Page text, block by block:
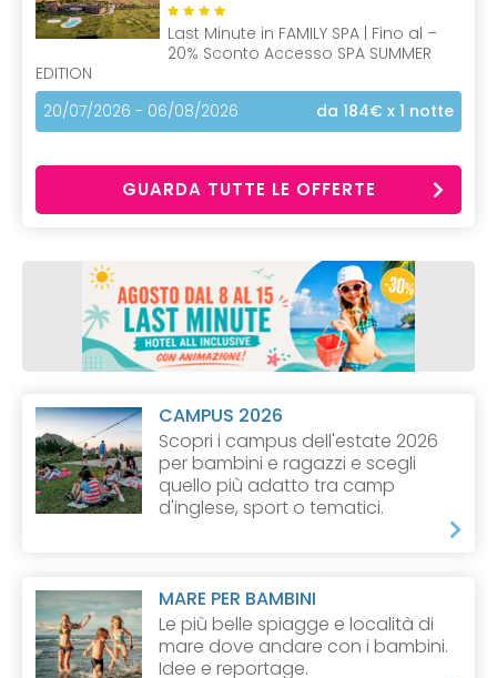
Last Minute in FAMILY SPA | Fino al –
20% Sconto Accesso SPA SUMMER
EDITION
20/07/2026 - 06/08/2026
da 184€ x 1 notte
GUARDA TUTTE LE OFFERTE
CAMPUS 2026
Scopri i campus dell'estate 2026
per bambini e ragazzi e scegli
quello più adatto tra camp
d'inglese, sport o tematici.
MARE PER BAMBINI
Le più belle spiagge e località di
mare dove andare con i bambini.
Idee e reportage.